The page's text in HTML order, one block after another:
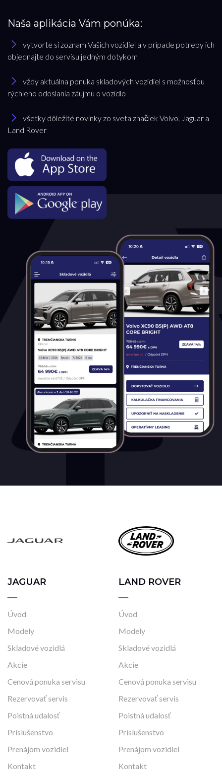
Naša aplikácia Vám ponúka:
vytvorte si zoznam Vašich vozidiel a v prípade potreby ich
objednajte do servisu jedným dotykom
vždy aktuálna ponuka skladových vozidiel s možnosťou
rýchleho odoslania záujmu o vozidlo
všetky dôležité novinky zo sveta značiek Volvo, Jaguar a
Land Rover
JAGUAR
Úvod
Modely
Skladové vozidlá
Akcie
Cenová ponuka servisu
Rezervovať servis
Poistná udalosť
Príslušenstvo
Prenájom vozidiel
Kontakt
LAND ROVER
Úvod
Modely
Skladové vozidlá
Akcie
Cenová ponuka servisu
Rezervovať servis
Poistná udalosť
Príslušenstvo
Prenájom vozidiel
Kontakt